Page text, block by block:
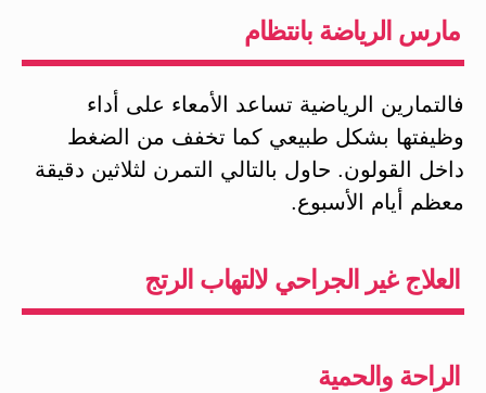
مارس الرياضة بانتظام
فالتمارين الرياضية تساعد الأمعاء على أداء
وظيفتها بشكل طبيعي كما تخفف من الضغط
داخل القولون. حاول بالتالي التمرن لثلاثين دقيقة
معظم أيام الأسبوع.
العلاج غير الجراحي لالتهاب الرتج
الراحة والحمية